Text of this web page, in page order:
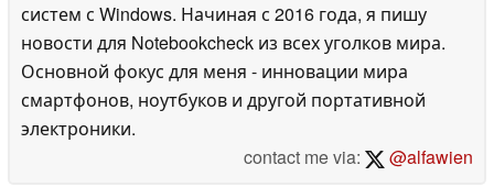
систем с Windows. Начиная с 2016 года, я пишу
новости для Notebookcheck из всех уголков мира.
Основной фокус для меня - инновации мира
смартфонов, ноутбуков и другой портативной
электроники.
contact me via:
@alfawien